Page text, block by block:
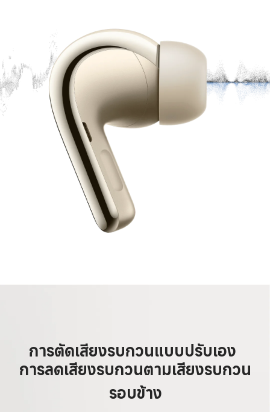
การตัดเสียงรบกวนแบบปรับเอง
การลดเสียงรบกวนตามเสียงรบกวน
รอบข้าง